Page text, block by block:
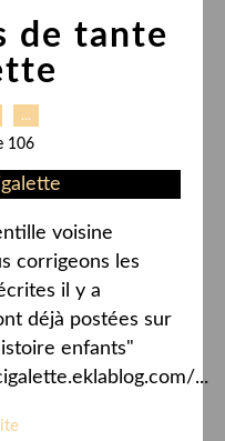
de tante
…
106
voisine
corrigeons les
il y a
déjà postées sur
enfants"
...